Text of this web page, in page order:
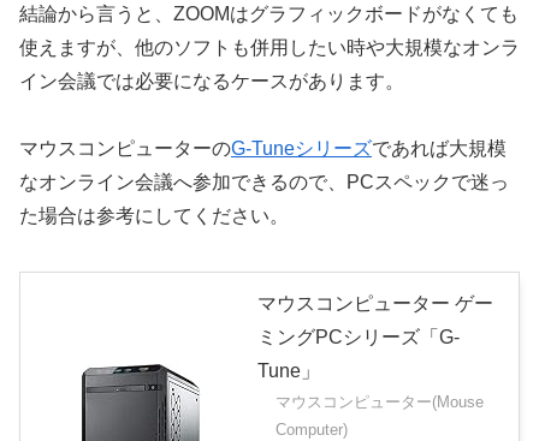
結論から言うと、ZOOMはグラフィックボードがなくても
使えますが、他のソフトも併用したい時や大規模なオンラ
イン会議では必要になるケースがあります。
マウスコンピューターのG-Tuneシリーズであれば大規模
なオンライン会議へ参加できるので、PCスペックで迷っ
た場合は参考にしてください。
マウスコンピューター ゲー
ミングPCシリーズ「G-
Tune」
マウスコンピューター(Mouse
Computer)